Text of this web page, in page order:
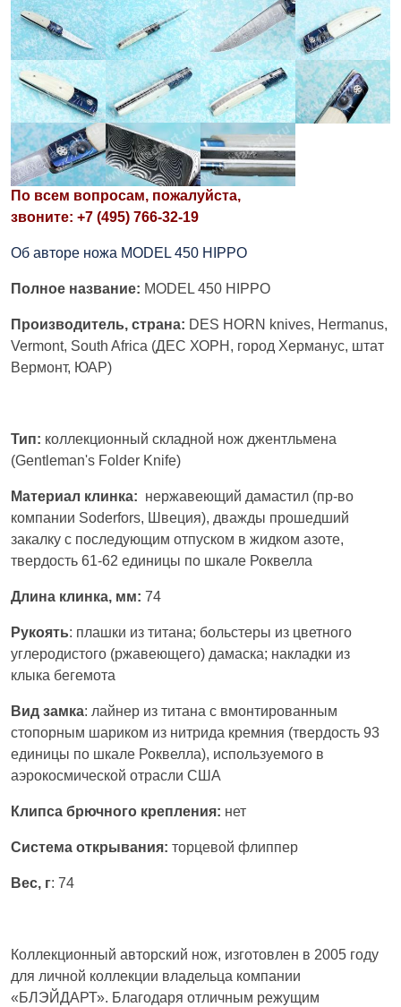
По всем вопросам, пожалуйста,
звоните: +7 (495) 766-32-19
Об авторе ножа MODEL 450 HIPPO
Полное название: MODEL 450 HIPPO
Производитель, страна: DES HORN knives, Hermanus,
Vermont, South Africa (ДЕС ХОРН, город Херманус, штат
Вермонт, ЮАР)
Тип: коллекционный складной нож джентльмена
(Gentleman's Folder Knife)
Материал клинка: нержавеющий дамастил (пр-во
компании Soderfors, Швеция), дважды прошедший
закалку с последующим отпуском в жидком азоте,
твердость 61-62 единицы по шкале Роквелла
Длина клинка, мм: 74
Рукоять: плашки из титана; больстеры из цветного
углеродистого (ржавеющего) дамаска; накладки из
клыка бегемота
Вид замка: лайнер из титана с вмонтированным
стопорным шариком из нитрида кремния (твердость 93
единицы по шкале Роквелла), используемого в
аэрокосмической отрасли США
Клипса брючного крепления: нет
Система открывания: торцевой флиппер
Вес, г: 74
Коллекционный авторский нож, изготовлен в 2005 году
для личной коллекции владельца компании
«БЛЭЙДАРТ». Благодаря отличным режущим